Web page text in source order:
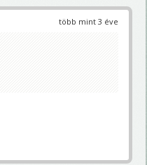
több mint 3 éve